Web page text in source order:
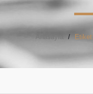
Anasayfa